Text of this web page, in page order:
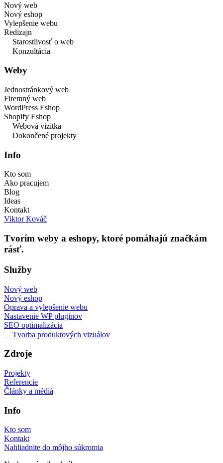
Nový web
Nový eshop
Vylepšenie webu
Redizajn
Starostlivosť o web
Konzultácia
Weby
Jednostránkový web
Firemný web
WordPress Eshop
Shopify Eshop
Webová vizitka
Dokončené projekty
Info
Kto som
Ako pracujem
Blog
Ideas
Kontakt
Viktor Kováč
Tvorím weby a eshopy, ktoré pomáhajú značkám
rásť.
Služby
Nový web
Nový eshop
Oprava a vylepšenie webu
Nastavenie WP pluginov
SEO optimalizácia
Tvorba produktových vizuálov
Zdroje
Projekty
Referencie
Články a médiá
Info
Kto som
Kontakt
Nahliadnite do môjho súkromia